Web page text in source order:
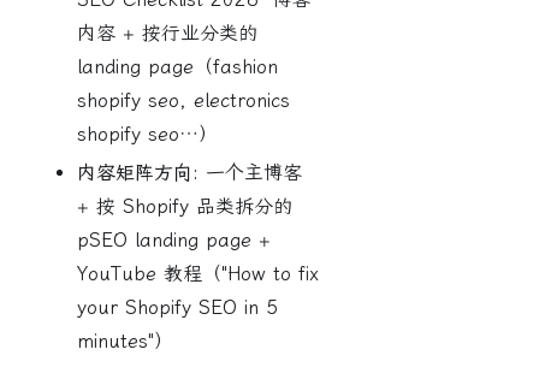
内容 + 按行业分类的
landing page（fashion
shopify seo, electronics
shopify seo…）
内容矩阵方向: 一个主博客
+ 按 Shopify 品类拆分的
pSEO landing page +
YouTube 教程（"How to fix
your Shopify SEO in 5
minutes"）